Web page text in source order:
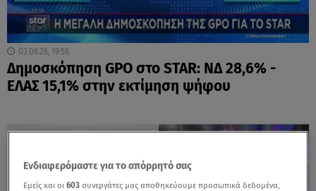
03.06.26, 19:56
Δημοσκόπηση GPO στο STAR: ΝΔ 28,6% -
ΕΛΑΣ 15,1% στην εκτίμηση ψήφου
Ενδιαφερόμαστε για το απόρρητό σας
Εμείς και οι603 συνεργάτες μας αποθηκεύουμε προσωπικά δεδομένα,